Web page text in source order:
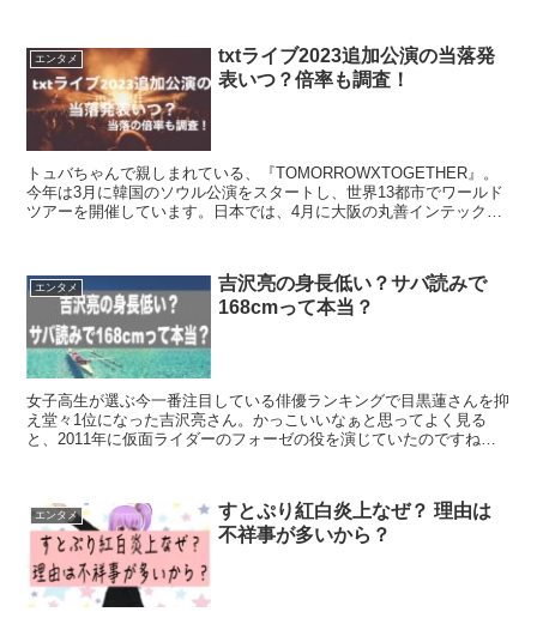
エンタメ
txtライブ2023追加公演の当落発
表いつ？倍率も調査！
トュバちゃんで親しまれている、『TOMORROWXTOGETHER』。
今年は3月に韓国のソウル公演をスタートし、世界13都市でワールド
ツアーを開催しています。日本では、4月に大阪の丸善インテックア
エンタメ
吉沢亮の身長低い？サバ読みで
168cmって本当？
女子高生が選ぶ今一番注目している俳優ランキングで目黒蓮さんを抑
え堂々1位になった吉沢亮さん。かっこいいなぁと思ってよく見る
と、2011年に仮面ライダーのフォーゼの役を演じていたのですね。
エンタメ
すとぷり紅白炎上なぜ？ 理由は
不祥事が多いから？